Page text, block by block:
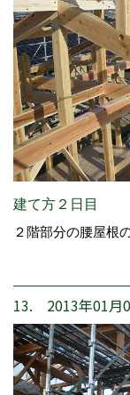
建て方２日目
２階部分の腰屋根
13. 2013年01月